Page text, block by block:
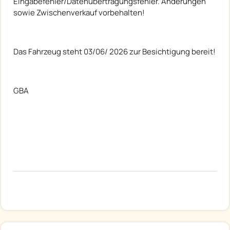
sowie Zwischenverkauf vorbehalten!
Das Fahrzeug steht 03/06/ 2026 zur Besichtigung bereit!
GBA